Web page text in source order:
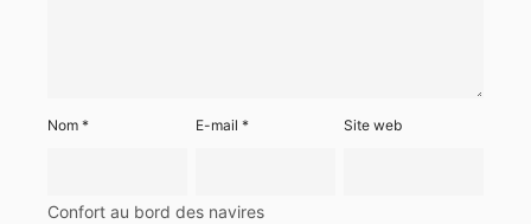
Nom * E-mail* Site web
Confort au bord des navires